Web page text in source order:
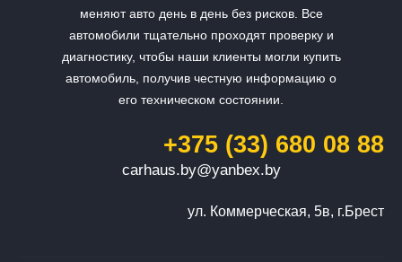
меняют авто день в день без рисков. Все
автомобили тщательно проходят проверку и
диагностику, чтобы наши клиенты могли купить
автомобиль, получив честную информацию о
его техническом состоянии.
+375 (33) 680 08 88
carhaus.by@yanbex.by
ул. Коммерческая, 5в, г.Брест